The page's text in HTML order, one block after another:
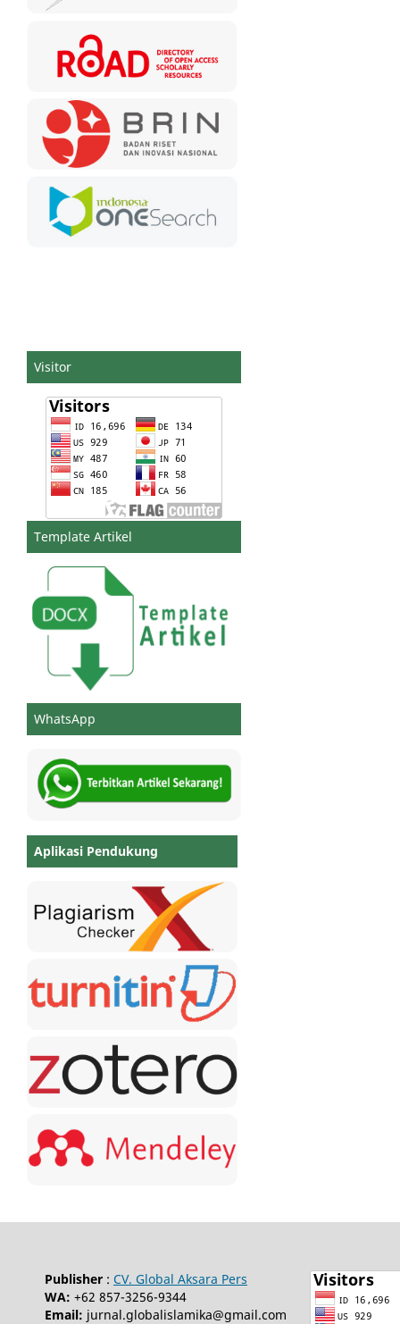
Visitor
Template Artikel
WhatsApp
Aplikasi Pendukung
Publisher: CV. Global Aksara Pers
WA: +62 857-3256-9344
Email: jurnal.globalislamika@gmail.com